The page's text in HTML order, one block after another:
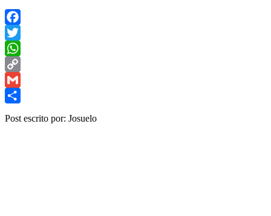
Facebook
Twitter
WhatsApp
Copy
Link
Gmail
Post escrito por: Josuelo